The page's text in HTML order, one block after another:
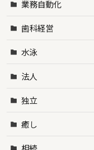
業務自動化
歯科経営
水泳
法人
独立
癒し